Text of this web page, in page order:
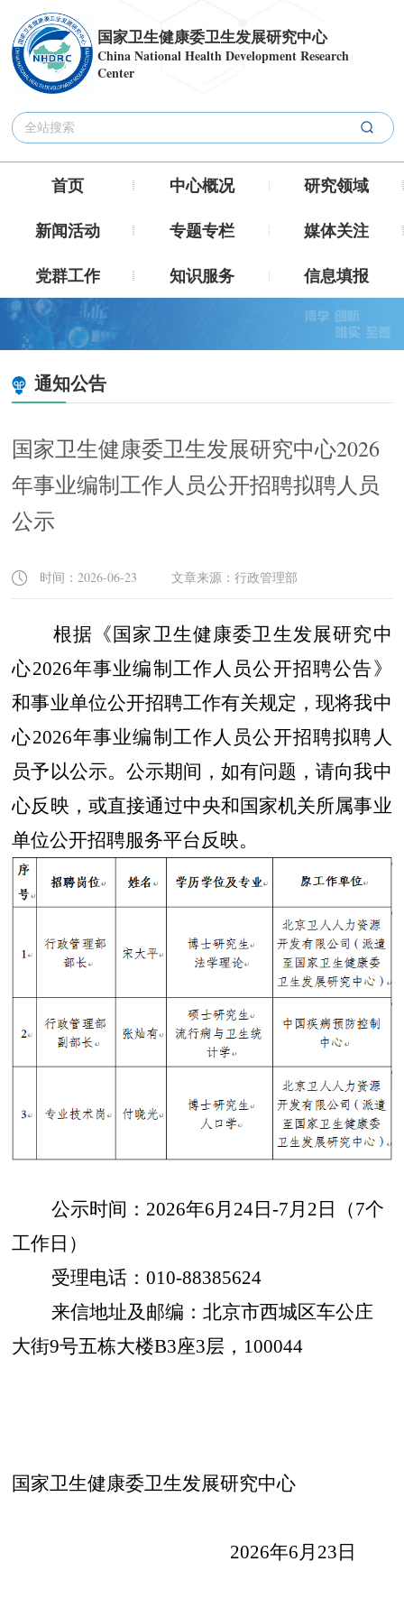
国家卫生健康委卫生发展研究中心
China National Health Development Research
Center
首页 中心概况
研究领域
新闻活动
专题专栏
媒体关注
党群工作
知识服务 信息填报
通知公告
国家卫生健康委卫生发展研究中心2026
年事业编制工作人员公开招聘拟聘人员
公示
时间：2026-06-23 文章来源：行政管理部
根据《国家卫生健康委卫生发展研究中
心2026年事业编制工作人员公开招聘公告》
和事业单位公开招聘工作有关规定，现将我中
心2026年事业编制工作人员公开招聘拟聘人
员予以公示。公示期间，如有问题，请向我中
心反映，或直接通过中央和国家机关所属事业
单位公开招聘服务平台反映。
公示时间：2026年6月24日-7月2日（7个
工作日）
受理电话：010-88385624
来信地址及邮编：北京市西城区车公庄
大街9号五栋大楼B3座3层，100044
国家卫生健康委卫生发展研究中心
2026年6月23日